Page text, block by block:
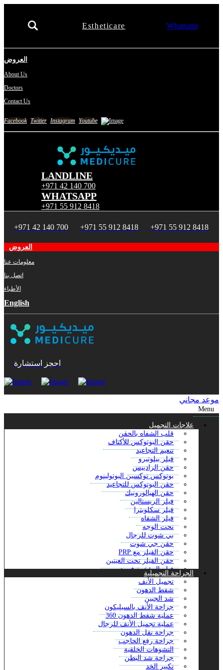
Estheticare Whatsapp
العروض
About Us
Doctors
Contact Us
Facebook Twitter Instagram Youtube
LANDLINE
+971 42 140 700
WHATSAPP
+971 55 912 8418
+971 42 140 700 +971 55 912 8418 +971 55 912 8418
العروض
معلومات عنا
اتصل بنا
الأطباء
English
احجز استشارة
موعد مجاني
Menu
علاجات التجميل
قلب الشفاه بالحقن
حقن البوتوكس للأكتاف
تنعيم التجاعيد
فيلر بيلوتيرو
حقن الرادييس
بوتوكس توكسين البوتولينوم
حقن البوتوكس للتجاعيد
حقن الهيالورونيك
فيلر الريستالين
فيلر سكلوبترا
فيلر الشفاه
نحت الوجه
بي شوت للرجال
حقن جي شوت
حقن الفيلر مع PRP
حقن الفيلر تحت العينين
فيلر المؤخرة في دبي
حقن فيلر الفكين
تراب توكس دبي
حقن مونجارو في دبي
باربي آرمز مع البوتوكس
حشو اليكسين
حقن الجلوتاثيون الوريدي في دبي
بوتوكس تحت الإبط في دبي
حقن الماكرولين
محلول الطاقة الوريدي
حقن أكواليكس – إزالة الدهون دبي
شد الوجه 8 نقاط مع الجوفيديرم
الجراحة التجميلية
تجميل الأنف
شفط الدهون
شد الجبين
جراحة الأنف بالسيليكون
عملية شفط الدهون 360
عملية تجميل الأنف للرجال
جراحة نقل الدهون
جراحة رفع الحاجب
التشوهات الخلقية
جراحة شد البطن
تكبير الخد